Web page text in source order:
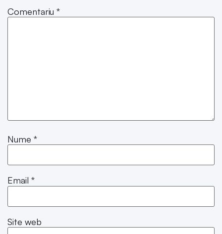
Comentariu *
Nume *
Email *
Site web